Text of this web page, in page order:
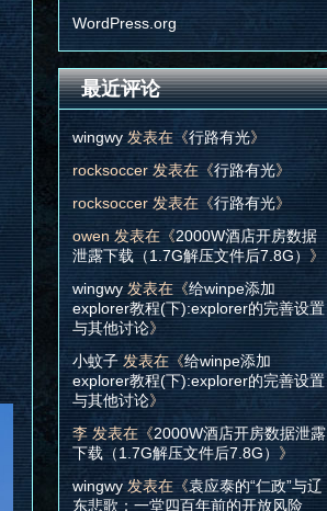
WordPress.org
最近评论
wingwy发表在《行路有光》
rocksoccer发表在《行路有光》
rocksoccer发表在《行路有光》
owen 发表在《2000W酒店开房数据
泄露下载（1.7G解压文件后7.8G） 》
wingwy发表在《给winpe添加
explorer教程(下):explorer的完善设置
与其他讨论》
小蚊子发表在《给winpe添加
explorer教程(下):explorer的完善设置
与其他讨论》
李发表在《2000W酒店开房数据泄露
下载（1.7G解压文件后7.8G） 》
wingwy发表在《袁应泰的“仁政”与辽
东悲歌：一堂四百年前的开放风险